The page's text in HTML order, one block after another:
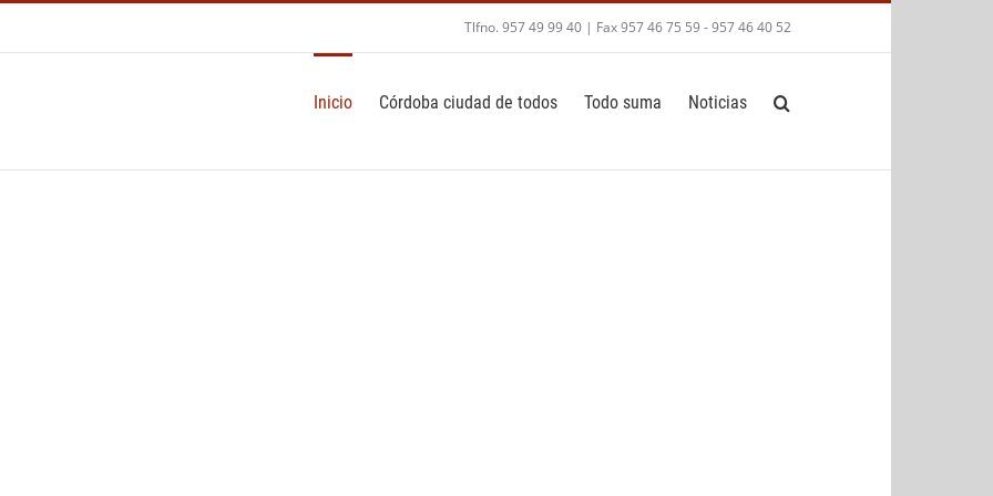
Tlfno. 957 49 99 40 | Fax 957 46 75 59 - 957 46 40 52
Inicio Córdoba ciudad de todos Todo suma Noticias